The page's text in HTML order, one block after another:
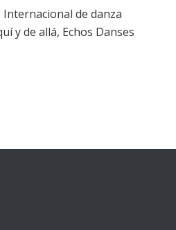
de danza
y de allá, Echos Danses